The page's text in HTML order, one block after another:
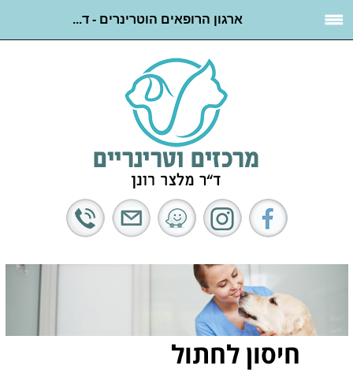
ארגון הרופאים הוטרינרים - ד...
חיסון לחתול